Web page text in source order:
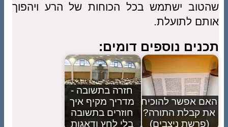
שהטוב ישתמש בכל הכוחות של הרע ויהפוך
אותם לתועלת.
תכנים נוספים דומים:
האם אפשר להוכיח
את קבלת התורה?
(פרשת ניצבים)
חזרה בתשובה -
מדריך מקיף איך
חוזרים בתשובה
בלי לחץ ודאגות